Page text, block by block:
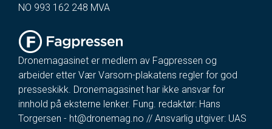
NO 993 162 248 MVA
Dronemagasinet er medlem av Fagpressen og
arbeider etter Vær Varsom-plakatens regler for god
presseskikk. Dronemagasinet har ikke ansvar for
innhold på eksterne lenker. Fung. redaktør: Hans
Torgersen - ht@dronemag.no // Ansvarlig utgiver: UAS